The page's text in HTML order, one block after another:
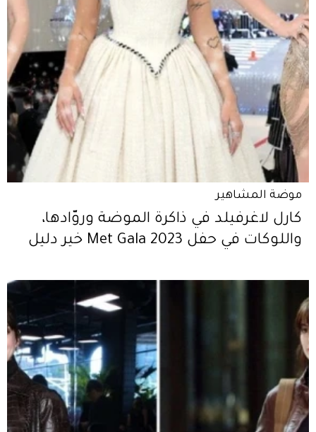
موضة المشاهير
كارل لاغرفيلد في ذاكرة الموضة وروّادها،
واللوكات في حفل Met Gala 2023 خير دليل